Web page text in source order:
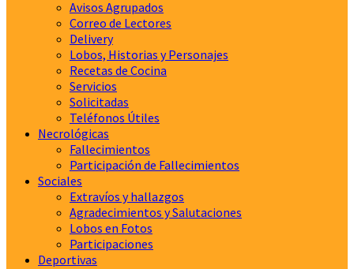
Avisos Agrupados
Correo de Lectores
Delivery
Lobos, Historias y Personajes
Recetas de Cocina
Servicios
Solicitadas
Teléfonos Útiles
Necrológicas
Fallecimientos
Participación de Fallecimientos
Sociales
Extravíos y hallazgos
Agradecimientos y Salutaciones
Lobos en Fotos
Participaciones
Deportivas